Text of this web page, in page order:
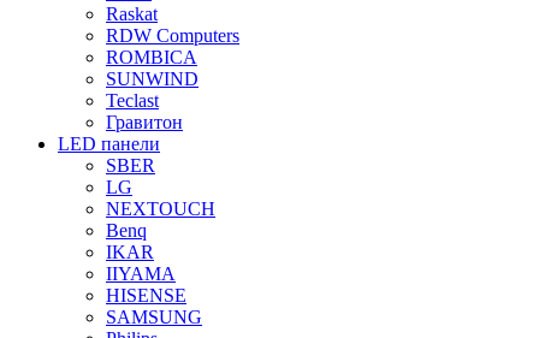
Raskat
RDW Computers
ROMBICA
SUNWIND
Teclast
Гравитон
LED панели
SBER
LG
NEXTOUCH
Benq
IKAR
IIYAMA
HISENSE
SAMSUNG